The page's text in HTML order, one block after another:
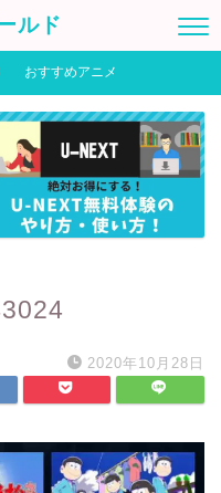
ルド
おすすめアニメ
2020年10月28日